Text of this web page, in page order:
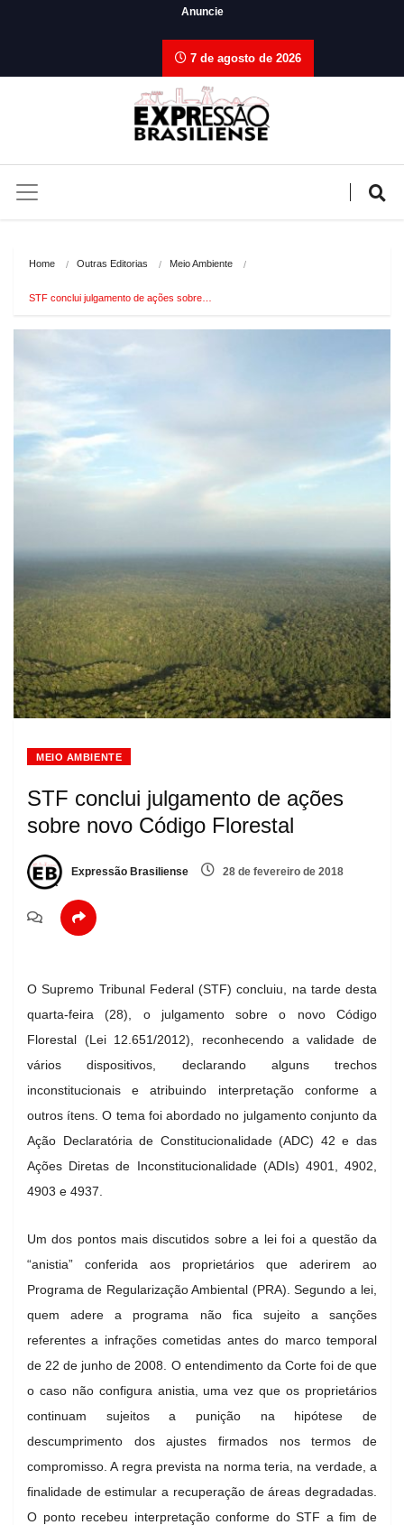
Anuncie
7 de agosto de 2026
Home Outras Editorias Meio Ambiente
STF conclui julgamento de ações sobre…
MEIO AMBIENTE
STF conclui julgamento de ações
sobre novo Código Florestal
Expressão Brasiliense 28 de fevereiro de 2018
O Supremo Tribunal Federal (STF) concluiu, na tarde desta
quarta-feira (28), o julgamento sobre o novo Código
Florestal (Lei 12.651/2012), reconhecendo a validade de
vários dispositivos, declarando alguns trechos
inconstitucionais e atribuindo interpretação conforme a
outros ítens. O tema foi abordado no julgamento conjunto da
Ação Declaratória de Constitucionalidade (ADC) 42 e das
Ações Diretas de Inconstitucionalidade (ADIs) 4901, 4902,
4903 e 4937.
Um dos pontos mais discutidos sobre a lei foi a questão da
“anistia” conferida aos proprietários que aderirem ao
Programa de Regularização Ambiental (PRA). Segundo a lei,
quem adere a programa não fica sujeito a sanções
referentes a infrações cometidas antes do marco temporal
de 22 de junho de 2008. O entendimento da Corte foi de que
o caso não configura anistia, uma vez que os proprietários
continuam sujeitos a punição na hipótese de
descumprimento dos ajustes firmados nos termos de
compromisso. A regra prevista na norma teria, na verdade, a
finalidade de estimular a recuperação de áreas degradadas.
O ponto recebeu interpretação conforme do STF a fim de